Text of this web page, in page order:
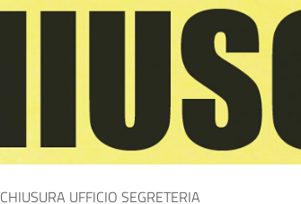
CHIUSURA UFFICIO SEGRETERIA